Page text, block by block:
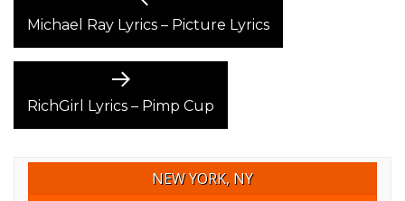
NAVIGATIONpost:
Michael Ray Lyrics – Picture Lyrics
Next
post:
RichGirl Lyrics – Pimp Cup
NEW YORK, NY